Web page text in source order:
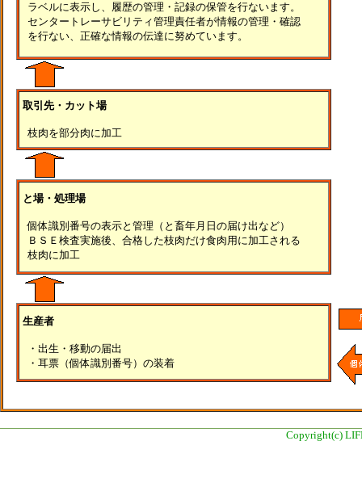
ラベルに表示し、履歴の管理・記録の保管を行ないます。
センタートレーサビリティ管理責任者が情報の管理・確認
を行ない、正確な情報の伝達に努めています。
取引先・カット場
枝肉を部分肉に加工
と場・処理場
個体識別番号の表示と管理（と畜年月日の届け出など）
ＢＳＥ検査実施後、合格した枝肉だけ食肉用に加工される
枝肉に加工
生産者
・出生・移動の届出
・耳票（個体識別番号）の装着
Copyright(c)